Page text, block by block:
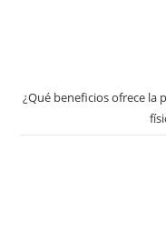
¿Qué beneficios ofrece la